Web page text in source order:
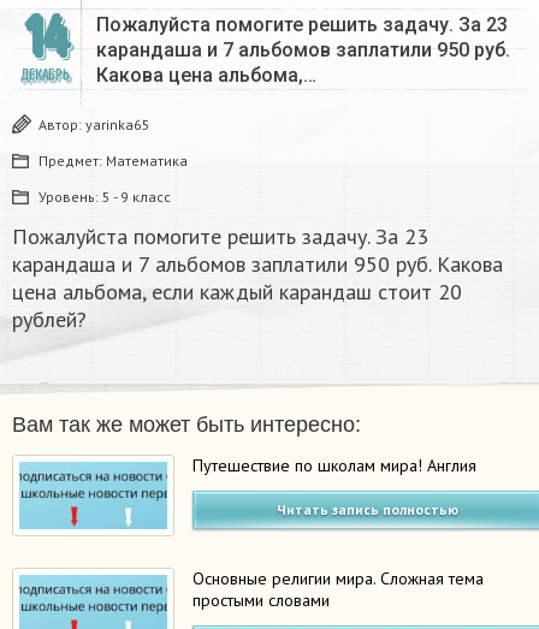
14
ДЕКАБРЬ
Пожалуйста помогите решить задачу. За 23
карандаша и 7 альбомов заплатили 950 руб.
Какова цена альбома,…
Автор: yarinka65
Предмет: Математика
Уровень: 5 - 9 класс
Пожалуйста помогите решить задачу. За 23
карандаша и 7 альбомов заплатили 950 руб. Какова
цена альбома, если каждый карандаш стоит 20
рублей?
Вам так же может быть интересно:
Путешествие по школам мира! Англия
Читать запись полностью
Основные религии мира. Сложная тема
простыми словами